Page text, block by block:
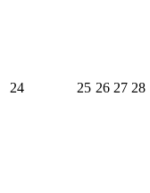
24 25 26 27 28